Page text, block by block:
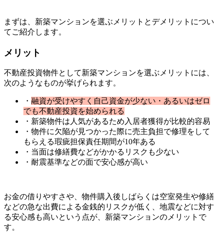
まずは、新築マンションを選ぶメリットとデメリットについ
てご紹介します。
メリット
不動産投資物件として新築マンションを選ぶメリットには、
次のようなものが挙げられます。
・ 融資が受けやすく自己資金が少ない・あるいはゼロ
でも不動産投資を始められる
・新築物件は人気があるため入居者獲得が比較的容易
・物件に欠陥が見つかった際に売主負担で修理をして
もらえる瑕疵担保責任期間が10年ある
・当面は修繕費などがかかるリスクも少ない
・耐震基準などの面で安心感が高い
お金の借りやすさや、物件購入後しばらくは空室発生や修繕
などの急な出費による金銭的リスクが低く、地震などに対す
る安心感も高いという点が、新築マンションのメリットで
す。